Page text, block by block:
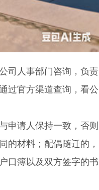
司人事部门咨询，负责
过官方渠道查询，看公
请人保持一致，否则
的材料；配偶随迁的，
口簿以及双方签字的书